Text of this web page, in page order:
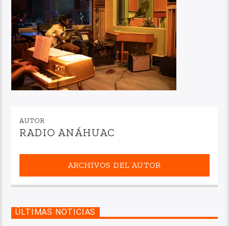
AUTOR
RADIO ANÁHUAC
ARCHIVOS DEL AUTOR
ÚLTIMAS NOTICIAS